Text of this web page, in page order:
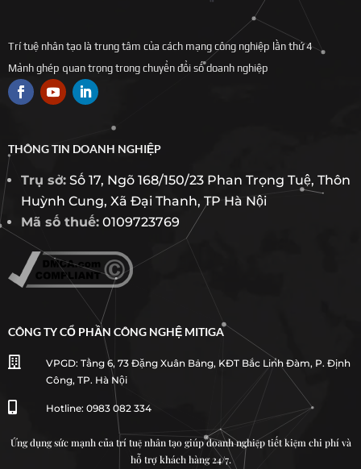
Trí tuệ nhân tạo là trung tâm của cách mạng công nghiệp lần thứ 4
Mảnh ghép quan trọng trong chuyển đổi số doanh nghiệp
THÔNG TIN DOANH NGHIỆP
Trụ sở: Số 17, Ngõ 168/150/23 Phan Trọng Tuệ, Thôn
Huỳnh Cung, Xã Đại Thanh, TP Hà Nội
Mã số thuế: 0109723769
CÔNG TY CỔ PHẦN CÔNG NGHỆ MITIGA

VPGD: Tầng 6, 73 Đặng Xuân Bảng, KĐT Bắc Linh Đàm, P. Định
Công, TP. Hà Nội
 Hotline: 0983 082 334
Ứng dụng sức mạnh của trí tuệ nhân tạo giúp doanh nghiệp tiết kiệm chi phí và
hỗ trợ khách hàng 24/7.